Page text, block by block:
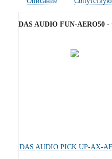
DAS AUDIO FUN-AERO50 -
DAS AUDIO PICK UP-AX-